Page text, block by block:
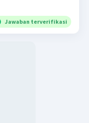
Jawaban terverifikasi